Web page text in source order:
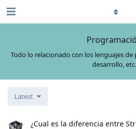
Todo lo relacionado con los lenguajes
desarrollo, etc.
Latest
¿Cual es la diferencia entre